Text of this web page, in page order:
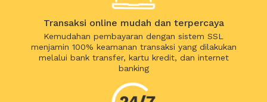
Transaksi online mudah dan terpercaya
Kemudahan pembayaran dengan sistem SSL
menjamin 100% keamanan transaksi yang dilakukan
melalui bank transfer, kartu kredit, dan internet
banking